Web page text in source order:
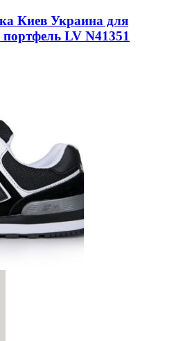
Киев Украина для
LV N41351